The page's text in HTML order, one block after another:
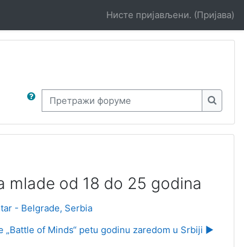
Нисте пријављени. (Пријава)
Претражи форуме
mlade od 18 do 25 godina
- Belgrade, Serbia
„Battle of Minds“ petu godinu zaredom u Srbiji ▶︎